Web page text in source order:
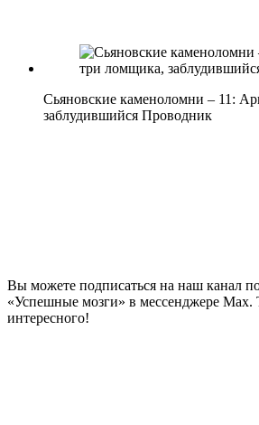
Сьяновские каменоломни – 11:
заблудившийся Проводник
Вы можете подписаться на наш канал
«Успешные мозги» в мессенджере
интересного!